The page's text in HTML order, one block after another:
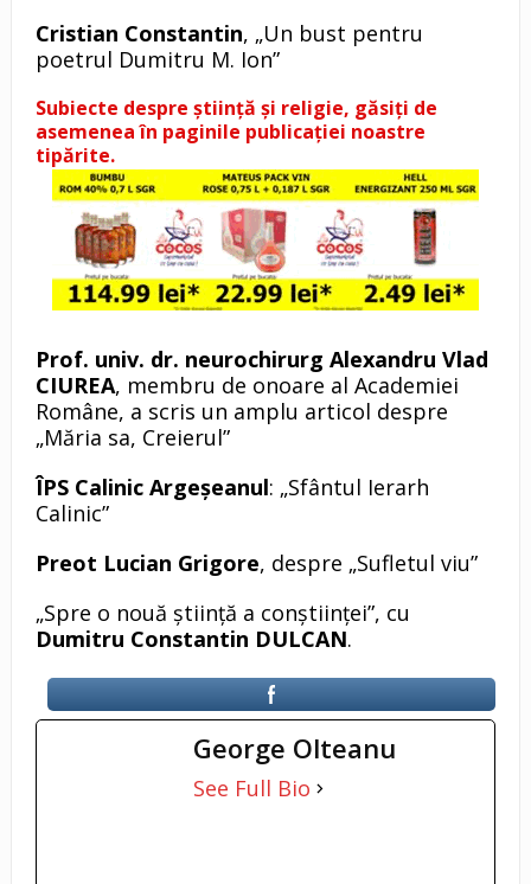
Cristian Constantin, „Un bust pentru
poetrul Dumitru M. Ion”
Subiecte despre știință și religie, găsiți de
asemenea în paginile publicației noastre
tipărite.
Prof. univ. dr. neurochirurg Alexandru Vlad
CIUREA, membru de onoare al Academiei
Române, a scris un amplu articol despre
„Măria sa, Creierul”
ÎPS Calinic Argeșeanul: „Sfântul Ierarh
Calinic”
Preot Lucian Grigore, despre „Sufletul viu”
„Spre o nouă știință a conștiinței”, cu
Dumitru Constantin DULCAN.
George Olteanu
See Full Bio